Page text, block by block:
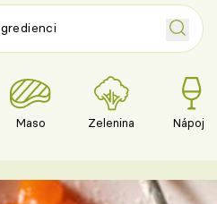
Maso Zelenina Nápoje